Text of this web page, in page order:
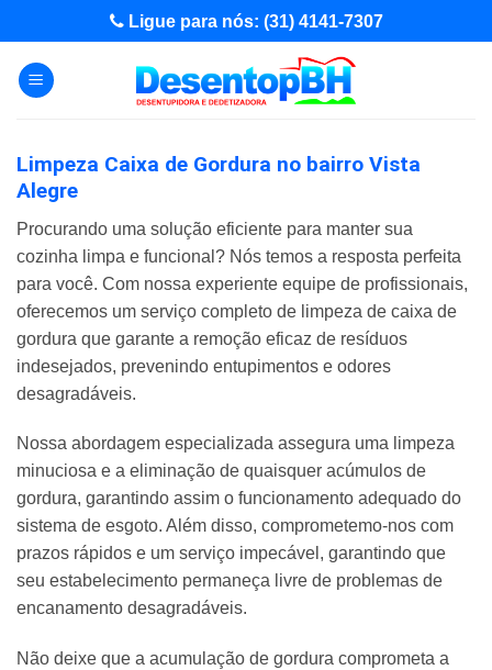
to
content
Ligue para nós: (31) 4141-7307
Limpeza Caixa de Gordura no bairro Vista
Alegre
Procurando uma solução eficiente para manter sua
cozinha limpa e funcional? Nós temos a resposta perfeita
para você. Com nossa experiente equipe de profissionais,
oferecemos um serviço completo de limpeza de caixa de
gordura que garante a remoção eficaz de resíduos
indesejados, prevenindo entupimentos e odores
desagradáveis.
Nossa abordagem especializada assegura uma limpeza
minuciosa e a eliminação de quaisquer acúmulos de
gordura, garantindo assim o funcionamento adequado do
sistema de esgoto. Além disso, comprometemo-nos com
prazos rápidos e um serviço impecável, garantindo que
seu estabelecimento permaneça livre de problemas de
encanamento desagradáveis.
Não deixe que a acumulação de gordura comprometa a